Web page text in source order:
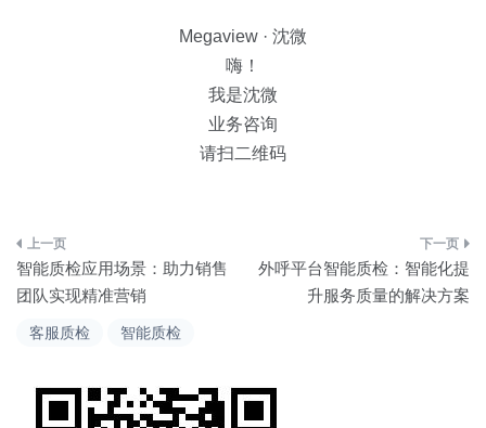
客服质检 智能质检
Megaview · 沈微
嗨！
我是沈微
业务咨询
请扫二维码
文
章
导
智能质检应用场景：助力销售
团队实现精准营销
外呼平台智能质检：智能化提
升服务质量的解决方案